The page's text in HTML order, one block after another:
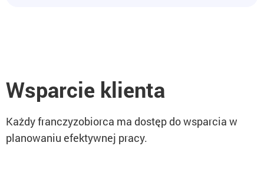
Wsparcie klienta
Każdy franczyzobiorca ma dostęp do wsparcia w
planowaniu efektywnej pracy.